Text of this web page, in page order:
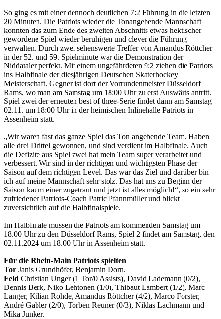
So ging es mit einer dennoch deutlichen 7:2 Führung in die letzten
20 Minuten. Die Patriots wieder die Tonangebende Mannschaft
konnten das zum Ende des zweiten Abschnitts etwas hektischer
gewordene Spiel wieder beruhigen und clever die Führung
verwalten. Durch zwei sehenswerte Treffer von Amandus Röttcher
in der 52. und 59. Spielminute war die Demonstration der
Niddataler perfekt. Mit einem ungefährdeten 9:2 ziehen die Patriots
ins Halbfinale der diesjährigen Deutschen Skaterhockey
Meisterschaft. Gegner ist dort der Vorrundenmeister Düsseldorf
Rams, wo man am Samstag um 18:00 Uhr zu erst Auswärts antritt.
Spiel zwei der erneuten best of three-Serie findet dann am Samstag
02.11. um 18:00 Uhr in der heimischen Inlinehalle Patriots in
Assenheim statt.
„Wir waren fast das ganze Spiel das Ton angebende Team. Haben
alle drei Drittel gewonnen, und sind verdient im Halbfinale. Auch
die Defizite aus Spiel zwei hat mein Team super verarbeitet und
verbessert. Wir sind in der richtigen und wichtigsten Phase der
Saison auf dem richtigen Level. Das war das Ziel und darüber bin
ich auf meine Mannschaft sehr stolz. Das hat uns zu Beginn der
Saison kaum einer zugetraut und jetzt ist alles möglich!“, so ein sehr
zufriedener Patriots-Coach Patric Pfannmüller und blickt
zuversichtlich auf die Halbfinalspiele.
Im Halbfinale müssen die Patriots am kommenden Samstag um
18.00 Uhr zu den Düsseldorf Rams, Spiel 2 findet am Samstag, den
02.11.2024 um 18.00 Uhr in Assenheim statt.
Für die Rhein-Main Patriots spielten
Tor Janis Grundhöfer, Benjamin Dorn.
Feld Christian Unger (1 Tor/0 Assists), David Lademann (0/2),
Dennis Berk, Niko Lehtonen (1/0), Thibaut Lambert (1/2), Marc
Langer, Kilian Rohde, Amandus Röttcher (4/2), Marco Forster,
André Gabler (2/0), Torben Reuner (0/3), Niklas Lachmann und
Mika Junker.